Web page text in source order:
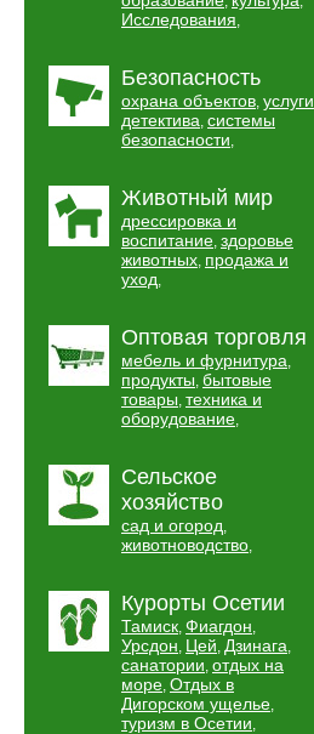
Исследования,
Безопасность
охрана объектов, услуги
детектива, системы
безопасности,
Животный мир
дрессировка и
воспитание, здоровье
животных, продажа и
уход,
Оптовая торговля
мебель и фурнитура,
продукты, бытовые
товары, техника и
оборудование,
Сельское
хозяйство
сад и огород,
животноводство,
Курорты Осетии
Тамиск, Фиагдон,
Урсдон, Цей, Дзинага,
санатории, отдых на
море, Отдых в
Дигорском ущелье,
туризм в Осетии,